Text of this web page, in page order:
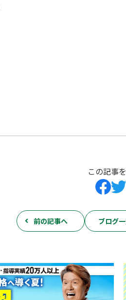
この記事
前の記事へ ブログ